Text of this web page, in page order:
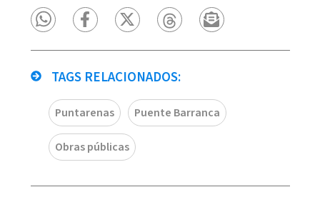
TAGS RELACIONADOS:
Puntarenas Puente Barranca
Obras públicas